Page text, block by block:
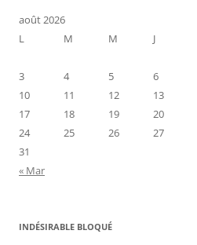
août 2026
L
M M J
3
4 5 6
10
11 12 13
17
18 19 20
24
25 26 27
31
« Mar
INDÉSIRABLE BLOQUÉ